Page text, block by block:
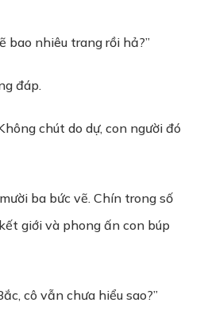
bao nhiêu trang rồi hả?”
đáp.
chút do dự, con người đó
ba bức vẽ. Chín trong số
giới và phong ấn con búp
cô vẫn chưa hiểu sao?”